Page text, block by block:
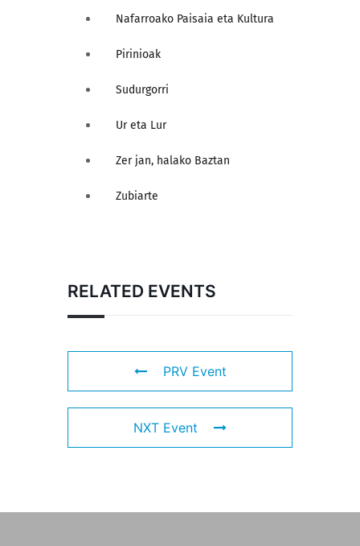
Nafarroako Paisaia eta Kultura
Pirinioak
Sudurgorri
Ur eta Lur
Zer jan, halako Baztan
Zubiarte
RELATED EVENTS
PRV Event
NXT Event